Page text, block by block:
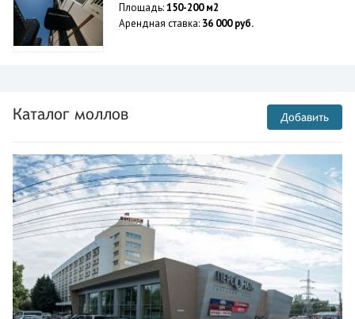
Площадь:150-200 м2
Арендная ставка: 36 000 руб.
Каталог моллов Добавить